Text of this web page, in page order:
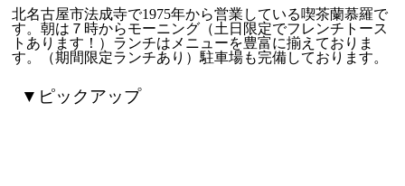
北名古屋市法成寺で1975年から営業している喫茶蘭慕羅で
す。朝は７時からモーニング（土日限定でフレンチトース
トあります！）ランチはメニューを豊富に揃えておりま
す。（期間限定ランチあり）駐車場も完備しております。
▼ピックアップ